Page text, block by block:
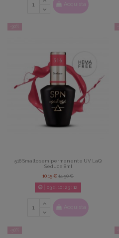
Acquista
-30%
516 Smalto semipermanente UV LaQ
Seduce 8ml
10,15 € 14,50 €
03d. 10: 23: 08
Acquista
-30%